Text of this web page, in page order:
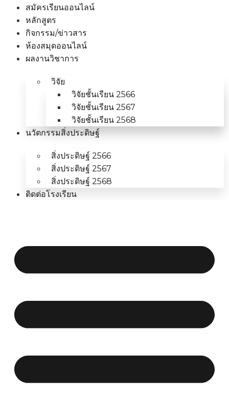
สมัครเรียนออนไลน์
หลักสูตร
กิจกรรม/ข่าวสาร
ห้องสมุดออนไลน์
ผลงานวิชาการ
วิจัย
วิจัยชั้นเรียน 2566
วิจัยชั้นเรียน 2567
วิจัยชั้นเรียน 2568
นวัตกรรมสิ่งประดิษฐ์
สิ่งประดิษฐ์ 2566
สิ่งประดิษฐ์ 2567
สิ่งประดิษฐ์ 2568
ติดต่อโรงเรียน